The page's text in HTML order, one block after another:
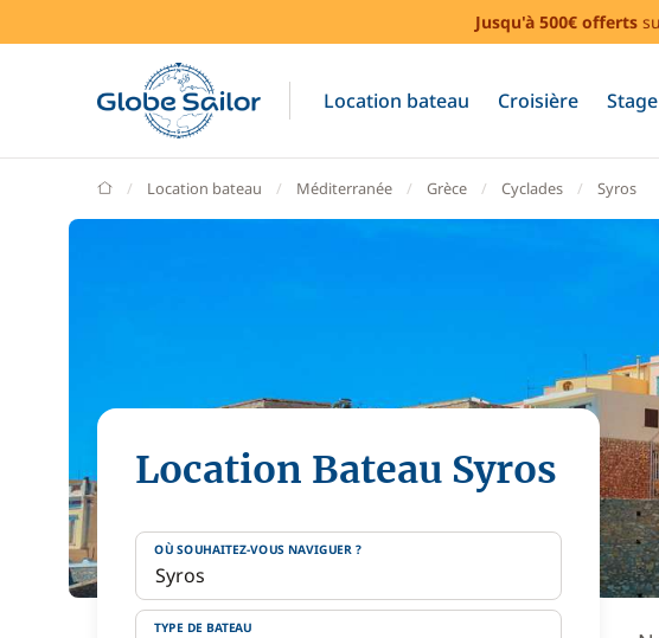
Jusqu'à 500€ offerts
Location bateau Croisière Stage
GlobeSailor
Location bateau Méditerranée Grèce Cyclades Syros
Location Bateau Syros
OÙ SOUHAITEZ-VOUS NAVIGUER ?
TYPE DE BATEAU